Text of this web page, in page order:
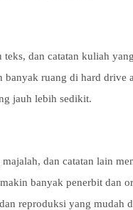
dan catatan kuliah
ruang di hard drive
jauh lebih sedikit.
dan catatan lain
banyak penerbit dan
reproduksi yang mudah